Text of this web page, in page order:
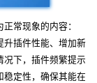
常现象的内容：
升插件性能、增加新
况下，插件频繁提示
稳定性，确保其能在